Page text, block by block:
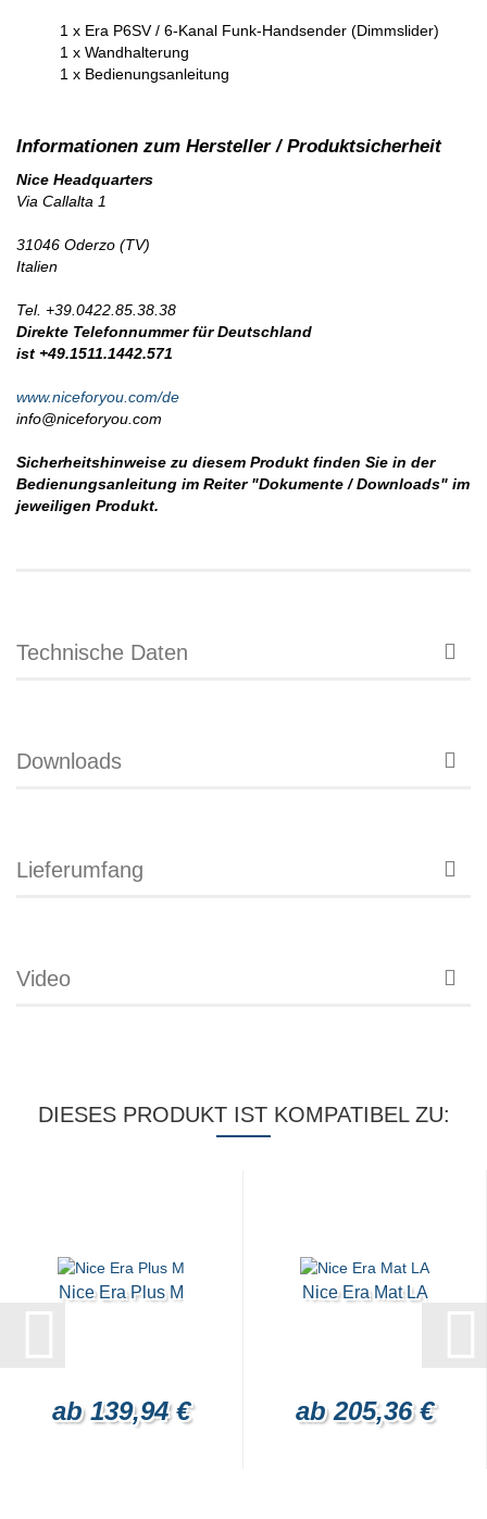
1 x Era P6SV / 6-Kanal Funk-Handsender (Dimmslider)
1 x Wandhalterung
1 x Bedienungsanleitung
Nice Headquarters
Via Callalta 1
31046 Oderzo (TV)
Italien
Tel. +39.0422.85.38.38
Direkte Telefonnummer für Deutschland
ist +49.1511.1442.571
www.niceforyou.com/de
info@niceforyou.com
Sicherheitshinweise zu diesem Produkt finden Sie in der
Bedienungsanleitung im Reiter "Dokumente / Downloads" im
jeweiligen Produkt.
Technische Daten
Downloads
Lieferumfang
Video
DIESES PRODUKT IST KOMPATIBEL ZU:
Nice Era Plus M
ab 139,94 €
Nice Era Mat LA
ab 205,36 €